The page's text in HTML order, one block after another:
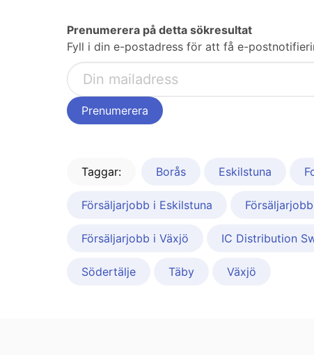
Prenumerera på detta sökresultat
Fyll i din e-postadress för att få e-
Taggar: Borås Eskilstuna
Försäljarjobb i Eskilstuna
Försäljarjobb i Växjö IC Distribution
Södertälje Täby Växjö